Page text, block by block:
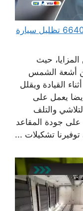
تظليل سيارات متنقل الكويت 66400552 تظليل سيارة
حيث
أشعة الشمس
القيادة ويقلل
يعمل على
والتلف
جودة المقاعد
توفيرنا تشكيلات ...